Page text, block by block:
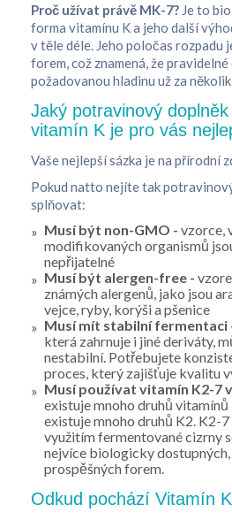
Proč užívat právě MK-7? Je to
forma vitamínu K a jeho další
v těle déle. Jeho poločas rozpadu
forem, což znamená, že
požadovanou hladinu už za
Jaký potravinový
vitamín K je pro vás
Vaše nejlepší sázka je na přírodní
Pokud natto nejíte tak
splňovat:
Musí být non-GMO - vzorce,
modifikovaných organismů
nepřijatelné
Musí být alergen-free -
známých alergenů, jako jsou
vejce, ryby, korýši a pšenice
Musí mít stabilní fermentaci
která zahrnuje i jiné deriváty,
nestabilní. Potřebujete
proces, který zajišťuje kvalitu
Musí používat vitamín K2-7
existuje mnoho druhů vitamínů
existuje mnoho druhů K2. K2-
využitím fermentované cizrny
nejvíce biologicky
prospěšných forem.
Odkud pochází Vitamín